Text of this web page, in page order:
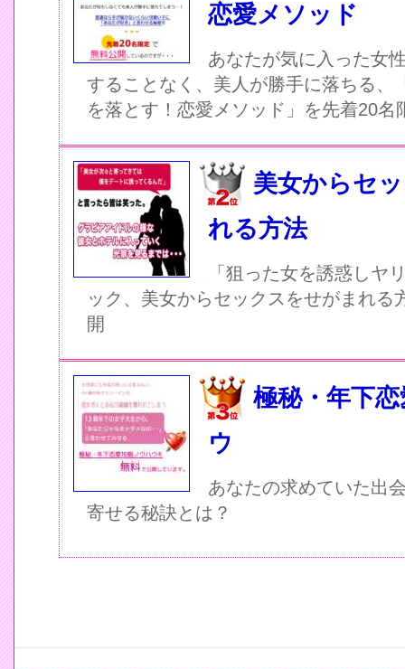
恋愛メソッド
あなたが気に入った女
することなく、美人が勝手に落ちる、
を落とす！恋愛メソッド」を先着20名
美女からセ
れる方法
「狙った女を誘惑しヤ
ック、美女からセックスをせがまれる
開
極秘・年下
ウ
あなたの求めていた出
寄せる秘訣とは？